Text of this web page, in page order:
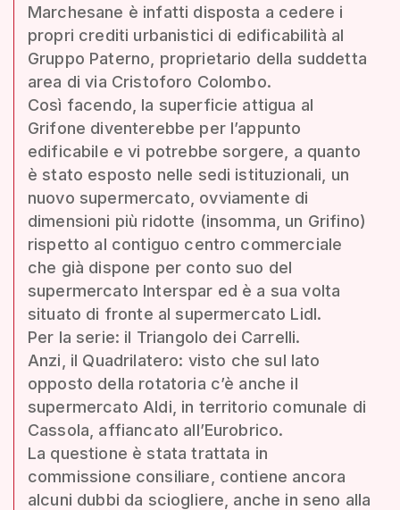
Marchesane è infatti disposta a cedere i
propri crediti urbanistici di edificabilità al
Gruppo Paterno, proprietario della suddetta
area di via Cristoforo Colombo.
Così facendo, la superficie attigua al
Grifone diventerebbe per l’appunto
edificabile e vi potrebbe sorgere, a quanto
è stato esposto nelle sedi istituzionali, un
nuovo supermercato, ovviamente di
dimensioni più ridotte (insomma, un Grifino)
rispetto al contiguo centro commerciale
che già dispone per conto suo del
supermercato Interspar ed è a sua volta
situato di fronte al supermercato Lidl.
Per la serie: il Triangolo dei Carrelli.
Anzi, il Quadrilatero: visto che sul lato
opposto della rotatoria c’è anche il
supermercato Aldi, in territorio comunale di
Cassola, affiancato all’Eurobrico.
La questione è stata trattata in
commissione consiliare, contiene ancora
alcuni dubbi da sciogliere, anche in seno alla